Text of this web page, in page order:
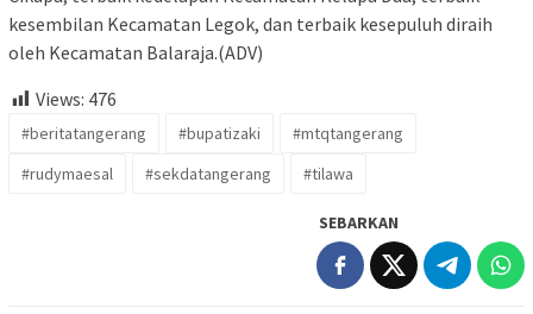
kesembilan Kecamatan Legok, dan terbaik kesepuluh diraih
oleh Kecamatan Balaraja.(ADV)
Views: 476
#beritatangerang #bupatizaki
#mtqtangerang
#rudymaesal
#sekdatangerang #tilawa
SEBARKAN